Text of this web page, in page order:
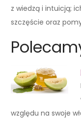
z wiedzą i intuicją;
szczęście oraz
względu na swoje